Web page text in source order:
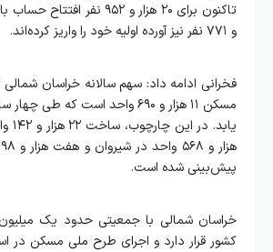
و ۷۷۱ نفر نیز آورده اولیه خود را واریز کرده‌اند.
فخرانی ادامه داد: سهم سالانه خراسان
مسکن ۱۱ هزار و ۶۹۰ واحد است که
پیش‌بینی شده است.
خراسان شمالی با جمعیتی حدود یک
کشور قرار دارد و اجرای طرح ملی مسکن در